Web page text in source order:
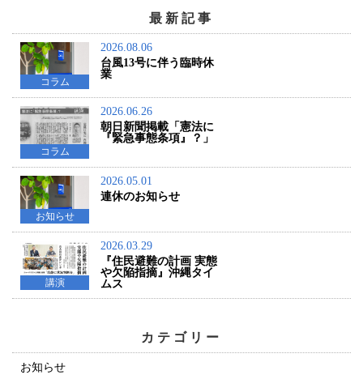
最新記事
コラム
2026.08.06
台風13号に伴う臨時休
業
コラム
2026.06.26
朝日新聞掲載「憲法に
『緊急事態条項』？」
お知らせ
2026.05.01
連休のお知らせ
講演
2026.03.29
『住民避難の計画 実態
や欠陥指摘』沖縄タイ
ムス
カテゴリー
お知らせ